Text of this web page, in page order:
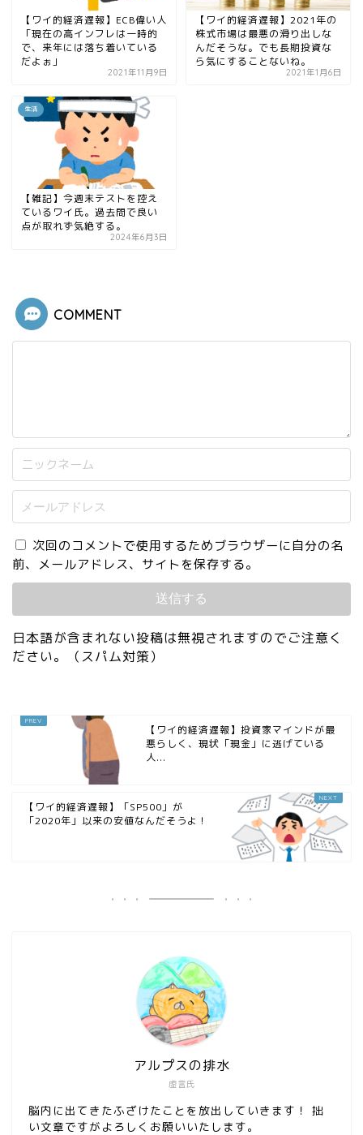
【ワイ的経済遅報】ECB偉い人
「現在の高インフレは一時的
で、来年には落ち着いている
だよぉ」
2021年11月9日
【ワイ的経済遅報】2021年の
株式市場は最悪の滑り出しな
んだそうな。でも長期投資な
ら気にすることないね。
2021年1月6日
生活
【雑記】今週末テストを控え
ているワイ氏。過去問で良い
点が取れず気絶する。
2024年6月3日
COMMENT
次回のコメントで使用するためブラウザーに自分の名
前、メールアドレス、サイトを保存する。
日本語が含まれない投稿は無視されますのでご注意く
ださい。（スパム対策）
【ワイ的経済遅報】投資家マインドが最
悪らしく、現状「現金」に逃げている
人...
【ワイ的経済遅報】「SP500」が
「2020年」以来の安値なんだそうよ！
虚言氏
アルプスの排水
脳内に出てきたふざけたことを放出していきます！ 拙
い文章ですがよろしくお願いいたします。